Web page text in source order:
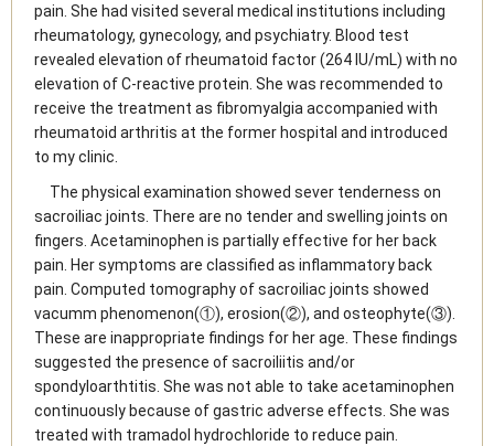
pain. She had visited several medical institutions including
rheumatology, gynecology, and psychiatry. Blood test
revealed elevation of rheumatoid factor (264 IU/mL) with no
elevation of C-reactive protein. She was recommended to
receive the treatment as fibromyalgia accompanied with
rheumatoid arthritis at the former hospital and introduced
to my clinic.
The physical examination showed sever tenderness on
sacroiliac joints. There are no tender and swelling joints on
fingers. Acetaminophen is partially effective for her back
pain. Her symptoms are classified as inflammatory back
pain. Computed tomography of sacroiliac joints showed
vacumm phenomenon(①), erosion(②), and osteophyte(③).
These are inappropriate findings for her age. These findings
suggested the presence of sacroiliitis and/or
spondyloarthtitis. She was not able to take acetaminophen
continuously because of gastric adverse effects. She was
treated with tramadol hydrochloride to reduce pain.